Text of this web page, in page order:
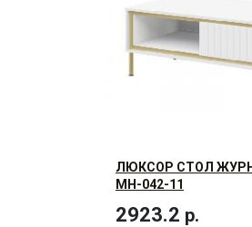
ЛЮКСОР СТОЛ
МН-042-11
2923.2 р.